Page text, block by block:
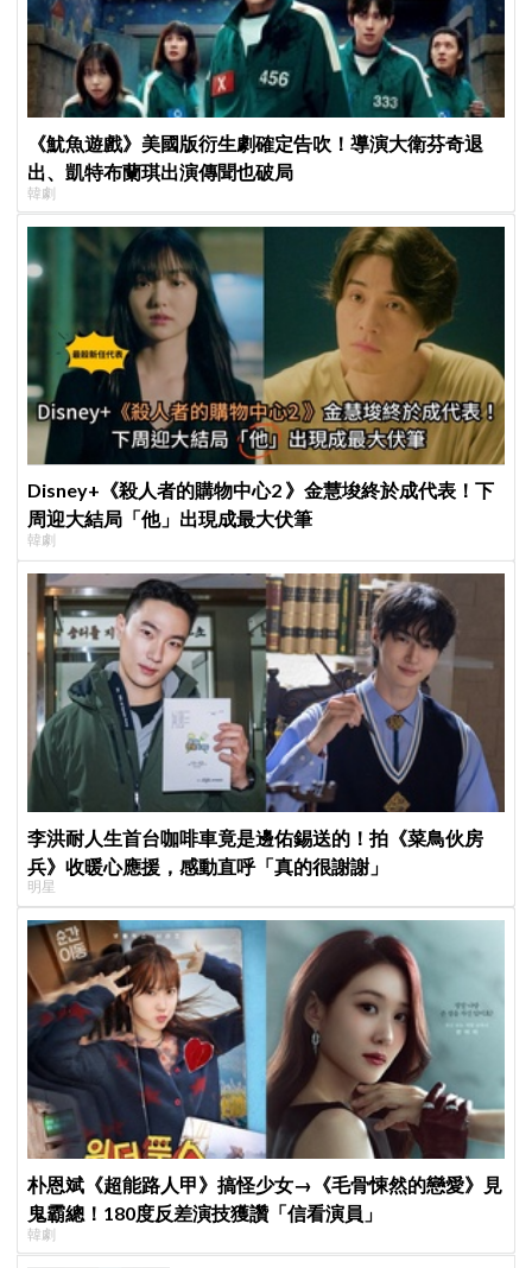
《魷魚遊戲》美國版衍生劇確定告吹！導演大衛芬奇退
出、凱特布蘭琪出演傳聞也破局
韓劇
Disney+《殺人者的購物中心2 》金慧埈終於成代表！下
周迎大結局「他」出現成最大伏筆
韓劇
李洪耐人生首台咖啡車竟是邊佑錫送的！拍《菜鳥伙房
兵》收暖心應援，感動直呼「真的很謝謝」
明星
朴恩斌《超能路人甲》搞怪少女→《毛骨悚然的戀愛》見
鬼霸總！180度反差演技獲讚「信看演員」
韓劇